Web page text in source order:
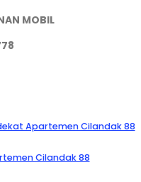
MOBIL
Apartemen Cilandak 88
Cilandak 88